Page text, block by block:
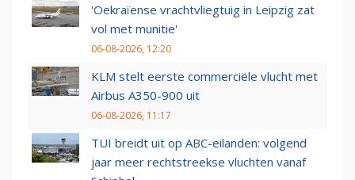
'Oekraïense vrachtvliegtuig in Leipzig zat
vol met munitie'
06-08-2026, 12:20
KLM stelt eerste commerciële vlucht met
Airbus A350-900 uit
06-08-2026, 11:17
TUI breidt uit op ABC-eilanden: volgend
jaar meer rechtstreekse vluchten vanaf